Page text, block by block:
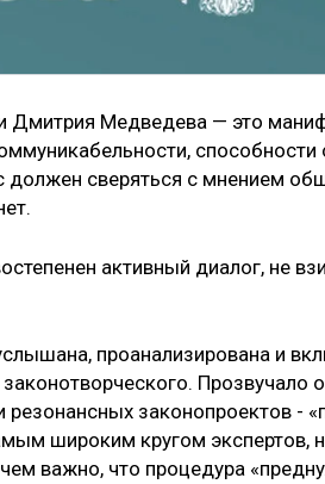
Дмитрия Медведева — это
должен сверяться с мнением
активный диалог, не
проанализирована и
Прозвучало
законопроектов -
широким кругом экспертов,
важно, что процедура